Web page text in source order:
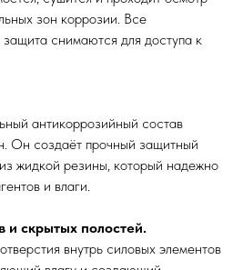
зон коррозии. Все
снимаются для доступа к
антикоррозийный состав
Он создаёт прочный защитный
жидкой резины, который надежно
и влаги.
скрытых полостей.
внутрь силовых элементов